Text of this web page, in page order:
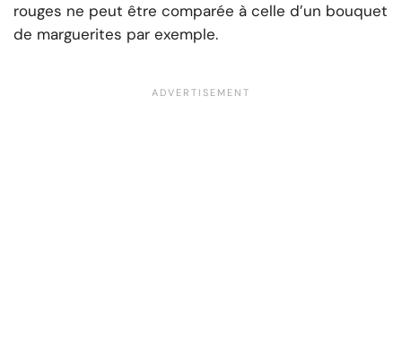
rouges ne peut être comparée à celle d’un bouquet
de marguerites par exemple.